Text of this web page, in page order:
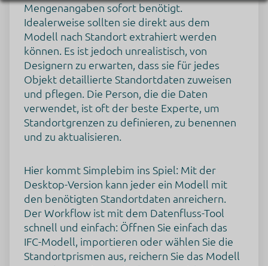
Mengenangaben sofort benötigt.
Idealerweise sollten sie direkt aus dem
Modell nach Standort extrahiert werden
können. Es ist jedoch unrealistisch, von
Designern zu erwarten, dass sie für jedes
Objekt detaillierte Standortdaten zuweisen
und pflegen. Die Person, die die Daten
verwendet, ist oft der beste Experte, um
Standortgrenzen zu definieren, zu benennen
und zu aktualisieren.
Hier kommt Simplebim ins Spiel: Mit der
Desktop-Version kann jeder ein Modell mit
den benötigten Standortdaten anreichern.
Der Workflow ist mit dem Datenfluss-Tool
schnell und einfach: Öffnen Sie einfach das
IFC-Modell, importieren oder wählen Sie die
Standortprismen aus, reichern Sie das Modell
Google Tag Manager
Dies ist ein Tag-Management-System zum Verwalten von
JavaScript- und HTML-Code-Snippets, mit denen tracking,
Analyse-, Personalisierungs- und Marketing-Performance-
Tags und -Tools implementiert werden können.
Verarbeitungsunternehmen
Google Ireland Limited
Google Building Gordon House, 4 Barrow St, Dublin, D04
E5W5, Ireland
Diese Liste stellt die Zwecke der Datenerhebung und -
verarbeitung dar. Eine Einwilligung gilt nur für die
angegebenen Zwecke. Die gesammelten Daten können nicht
für einen anderen als den unten aufgeführten Zweck
verwendet oder gespeichert werden.
Funktionalität
Genutzte Technologien
Pixel